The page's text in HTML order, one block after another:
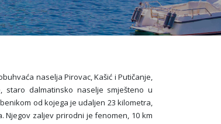
naselja Pirovac, Kašić i Putičanje,
staro dalmatinsko naselje smješteno u
od kojega je udaljen 23 kilometra,
Njegov zaljev prirodni je fenomen, 10 km